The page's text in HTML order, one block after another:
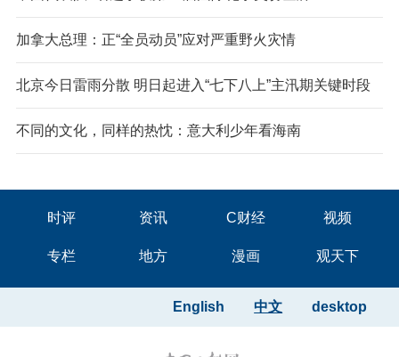
加拿大总理：正“全员动员”应对严重野火灾情
北京今日雷雨分散 明日起进入“七下八上”主汛期关键时段
不同的文化，同样的热忱：意大利少年看海南
时评 资讯 C财经 视频
专栏 地方 漫画 观天下
desktop
中文
English